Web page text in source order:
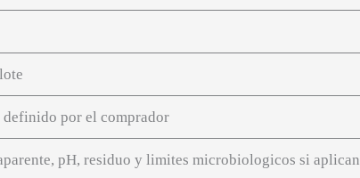
definido por el comprador
pH, residuo y limites microbiologicos si aplican